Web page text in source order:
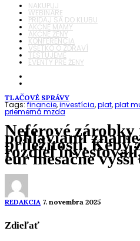
NAKUPUJ
WEBINÁRE
PRIDAJ SA DO KLUBU
AKČNÉ MAMY
AKČNÉ ŽENY
KONFERENCIA
VŠETKO O ZDRAVÍ
TESTUJEME
EVENTY PRE ŽENY
TLAČOVÉ SPRÁVY
Tags:financie,investícia,plat,plat
priemerná mzda
Neférové zárobky
pohlaviami
príležitostí. Keby
rozdiel
eur mesačne
REDAKCIA 7. novembra 2025
Zdieľať